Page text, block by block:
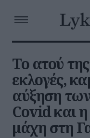
Το ατού
εκλογές,
αύξηση
Covid και η
μάχη στη